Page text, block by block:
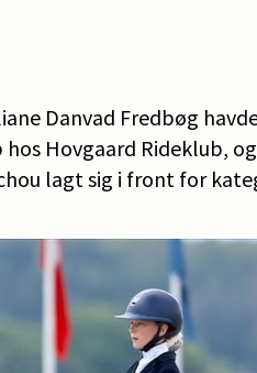
Danvad Fredbøg
Hovgaard Rideklub,
lagt sig i front for